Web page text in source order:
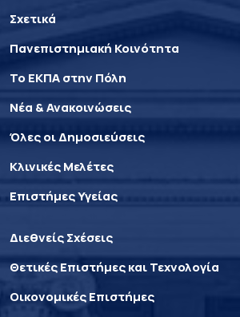
Σχετικά
Πανεπιστημιακή Κοινότητα
Το ΕΚΠΑ στην Πόλη
Νέα & Ανακοινώσεις
Όλες οι Δημοσιεύσεις
Κλινικές Μελέτες
Επιστήμες Υγείας
Διεθνείς Σχέσεις
Θετικές Επιστήμες και Τεχνολογία
Οικονομικές Επιστήμες